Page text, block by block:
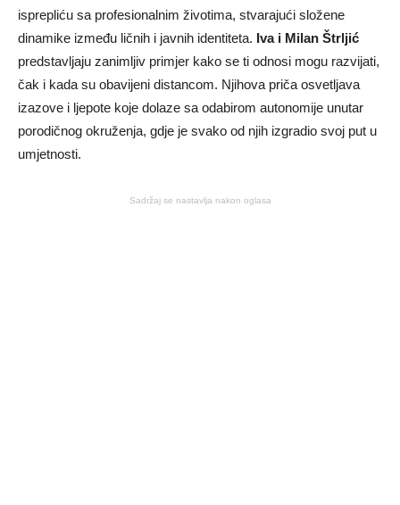
isprepliću sa profesionalnim životima, stvarajući složene
dinamike između ličnih i javnih identiteta. Iva i Milan Štrljić
predstavljaju zanimljiv primjer kako se ti odnosi mogu razvijati,
čak i kada su obavijeni distancom. Njihova priča osvetljava
izazove i ljepote koje dolaze sa odabirom autonomije unutar
porodičnog okruženja, gdje je svako od njih izgradio svoj put u
umjetnosti.
Sadržaj se nastavlja nakon oglasa